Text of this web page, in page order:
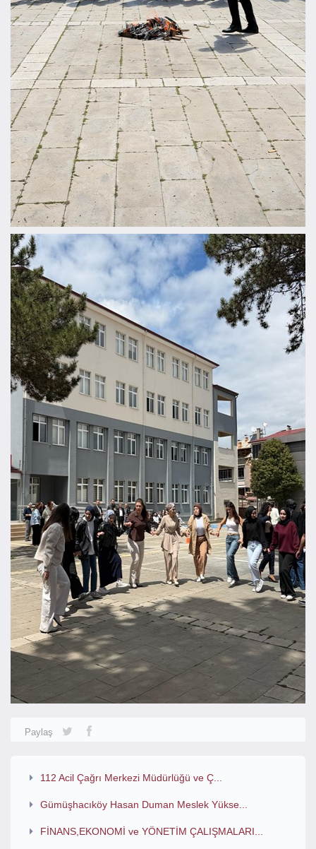
Paylaş
112 Acil Çağrı Merkezi Müdürlüğü ve Ç...
Gümüşhacıköy Hasan Duman Meslek Yükse...
FİNANS,EKONOMİ ve YÖNETİM ÇALIŞMALARI...